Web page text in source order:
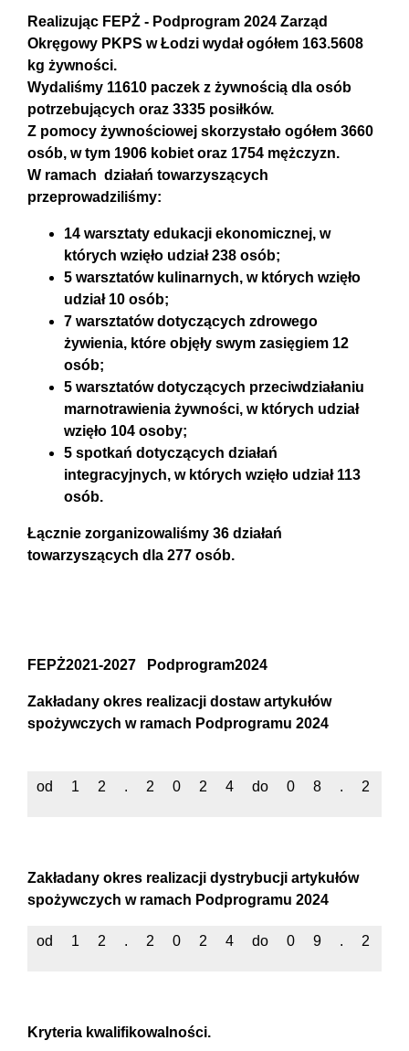
Realizując FEPŻ - Podprogram 2024 Zarząd
Okręgowy PKPS w Łodzi wydał ogółem 163.5608
kg żywności.
Wydaliśmy 11610 paczek z żywnością dla osób
potrzebujących oraz 3335 posiłków.
Z pomocy żywnościowej skorzystało ogółem 3660
osób, w tym 1906 kobiet oraz 1754 mężczyzn.
W ramach działań towarzyszących
przeprowadziliśmy:
14 warsztaty edukacji ekonomicznej, w
których wzięło udział 238 osób;
5 warsztatów kulinarnych, w których wzięło
udział 10 osób;
7 warsztatów dotyczących zdrowego
żywienia, które objęły swym zasięgiem 12
osób;
5 warsztatów dotyczących przeciwdziałaniu
marnotrawienia żywności, w których udział
wzięło 104 osoby;
5 spotkań dotyczących działań
integracyjnych, w których wzięło udział 113
osób.
Łącznie zorganizowaliśmy 36 działań
towarzyszących dla 277 osób.
FEPŻ2021-2027 Podprogram2024
Zakładany okres realizacji dostaw artykułów
spożywczych w ramach Podprogramu 2024
od 1 2 . 2 0 2 4 do 0 8 . 2
Zakładany okres realizacji dystrybucji artykułów
spożywczych w ramach Podprogramu 2024
od 1 2 . 2 0 2 4 do 0 9 . 2
Kryteria kwalifikowalności.